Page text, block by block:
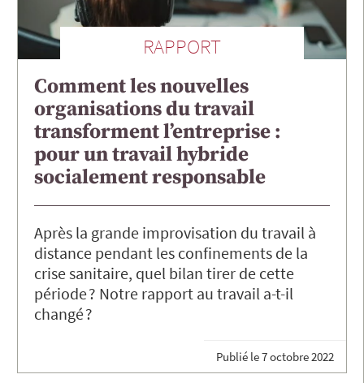
RAPPORT
Comment les nouvelles
organisations du travail
transforment l’entreprise :
pour un travail hybride
socialement responsable
Après la grande improvisation du travail à
distance pendant les confinements de la
crise sanitaire, quel bilan tirer de cette
période ? Notre rapport au travail a-t-il
changé ?
Publié le7 octobre 2022